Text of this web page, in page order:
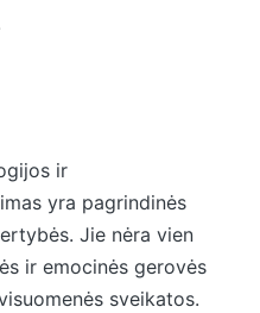
ir
yra pagrindinės
Jie nėra vien
ir emocinės gerovės
sveikatos.